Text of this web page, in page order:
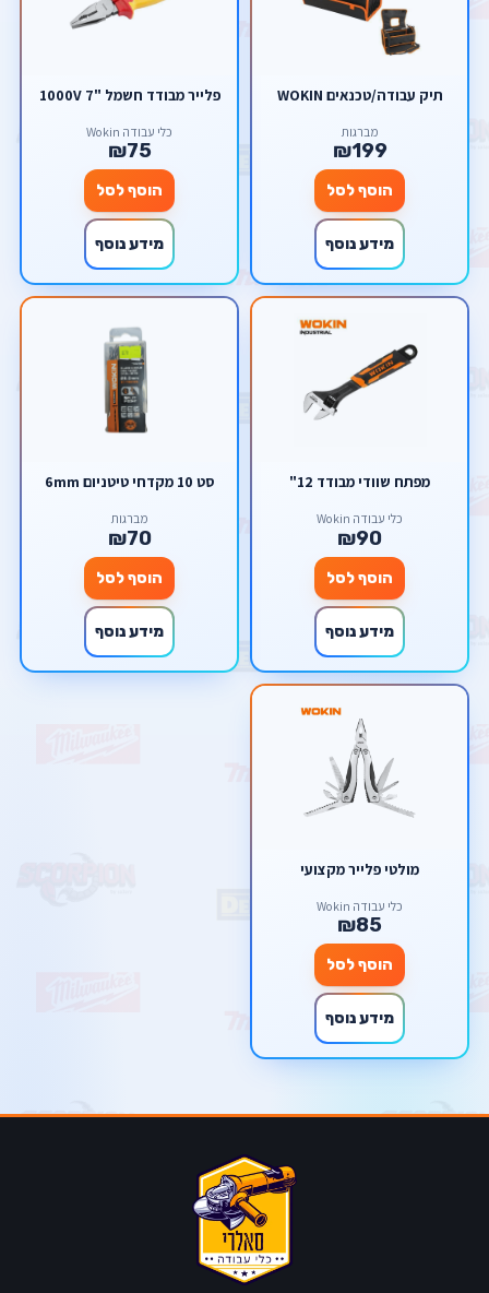
תיק עבודה/טכנאים WOKIN
מברגות
₪199
הוסף לסל
מידע נוסף
פלייר מבודד חשמל "7 1000V
כלי עבודה Wokin
₪75
הוסף לסל
מידע נוסף
מפתח שוודי מבודד 12"
כלי עבודה Wokin
₪90
הוסף לסל
מידע נוסף
סט 10 מקדחי טיטניום 6mm
מברגות
₪70
הוסף לסל
מידע נוסף
מולטי פלייר מקצועי
כלי עבודה Wokin
₪85
הוסף לסל
מידע נוסף